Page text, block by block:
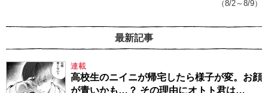
（8/2～8/9）
最新記事
連載
高校生のニイニが帰宅したら様子が変。お顔
が青いかも…？ その理由にオトト君は…